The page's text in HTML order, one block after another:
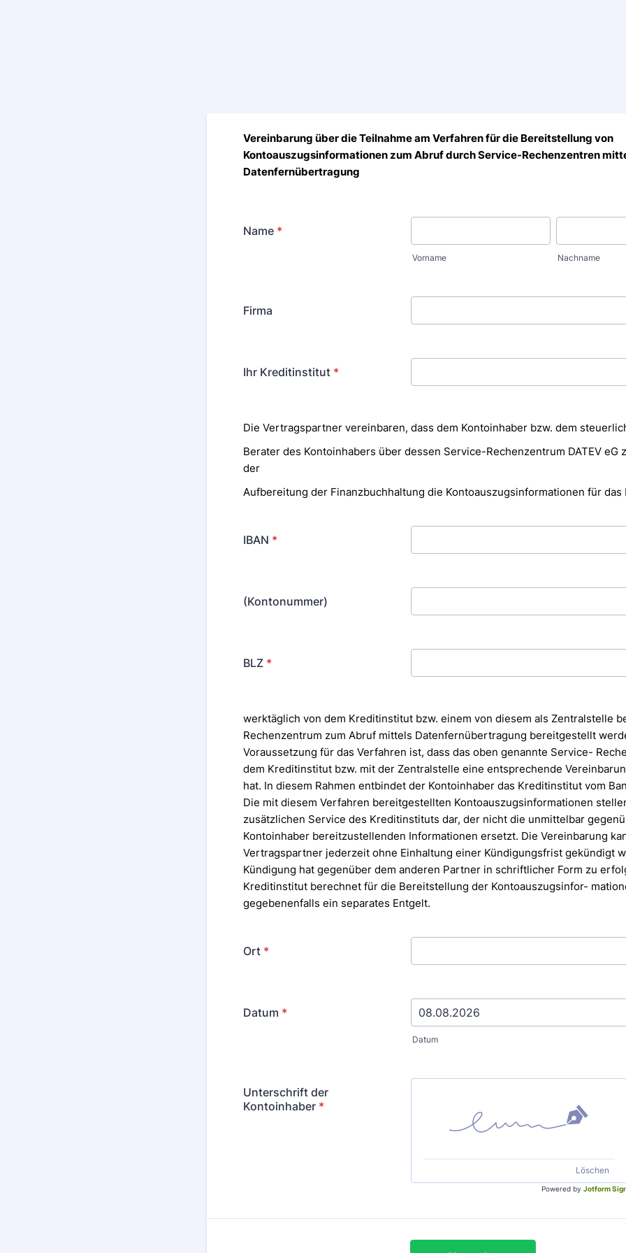
Vereinbarung über die Teilnahme am Verfahren für die Bereitstellung von
Kontoauszugsinformationen zum Abrufdurch Service-Rechenzentren
Datenfernübertragung
Name *
Vorname Nachname
Firma
Ihr Kreditinstitut *
Die Vertragspartner vereinbaren, dass dem Kontoinhaber bzw. dem
Berater des Kontoinhabers über dessen Service-Rechenzentrum DATEV eG
der
Aufbereitung der Finanzbuchhaltung die Kontoauszugsinformationen für das
IBAN *
(Kontonummer)
BLZ *
werktäglich von dem Kreditinstitut bzw. einem von diesem als Zentralstelle
Rechenzentrum zum Abruf mittels Datenfernübertragung bereitgestellt
Voraussetzung für das Verfahren ist, dass das oben genannte Service-
dem Kreditinstitut bzw. mit der Zentralstelle eine entsprechende
hat. In diesem Rahmen entbindet der Kontoinhaber das Kreditinstitut vom
Die mit diesem Verfahren bereitgestellten Kontoauszugsinformationen
zusätzlichen Service des Kreditinstituts dar, der nicht die unmittelbar
Kontoinhaber bereitzustellenden Informationen ersetzt. Die Vereinbarung
Vertragspartner jederzeit ohne Einhaltung einer Kündigungsfrist gekündigt
Kündigung hat gegenüber dem anderen Partner in schriftlicher Form zu
Kreditinstitut berechnet für die Bereitstellung der Kontoauszugsinfor-
gegebenenfalls ein separates Entgelt.
Ort *
Datum *
Datum
Unterschrift der
Kontoinhaber *
Löschen
Powered by Jotform